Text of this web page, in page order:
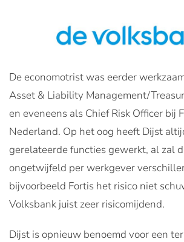
De economotrist was eerder
Asset & Liability Management/
en eveneens als Chief Risk Officer bij
Nederland. Op het oog heeft Dijst
gerelateerde functies gewerkt, al zal
ongetwijfeld per werkgever
bijvoorbeeld Fortis het risico niet
Volksbank juist zeer risicomijdend.
Dijst is opnieuw benoemd voor een